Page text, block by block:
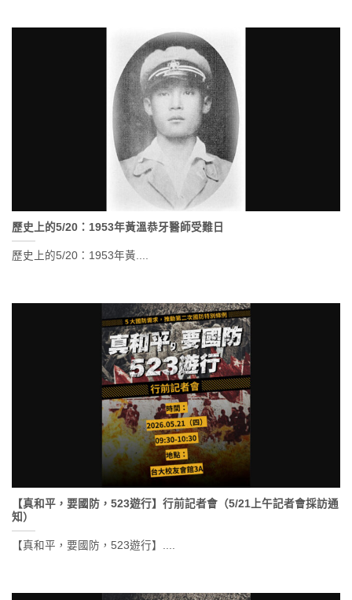
歷史上的5/20：1953年黃溫恭牙醫師受難日
歷史上的5/20：1953年黃....
【真和平，要國防，523遊行】行前記者會（5/21上午記者會採訪通
知）
【真和平，要國防，523遊行】....